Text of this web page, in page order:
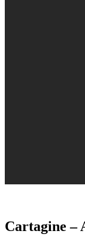
Cartagine –